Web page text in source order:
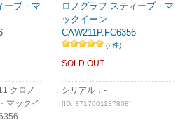
ーブ・マ
クロノ
マックイ
ロノグラフ スティーブ・マ
ックイーン
CAW211P.FC6356
(2件)
SOLD OUT
シリアル：-
[ID: 3717001137808]